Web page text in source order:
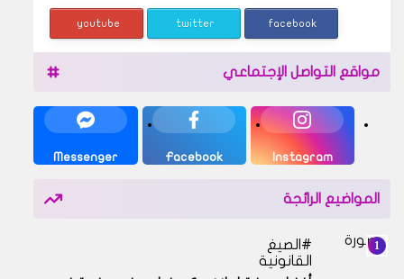
facebook
twitter
youtube
مواقع التواصل الإجتماعي
Instagram
Facebook
Messenger
المواضيع الرائجة
الصيغ
القانونية